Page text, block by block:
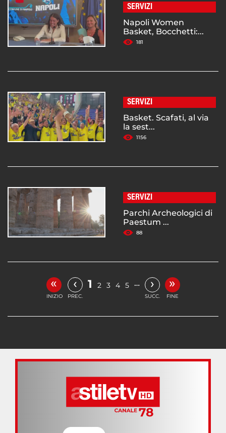
SERVIZI
Napoli Women
Basket, Bocchetti:...
181
SERVIZI
Basket. Scafati, al via
la sest...
1156
SERVIZI
Parchi Archeologici di
Paestum ...
88
«
INIZIO
‹
PREC.
1 2 3 4 5 … ›
SUCC.
»
FINE